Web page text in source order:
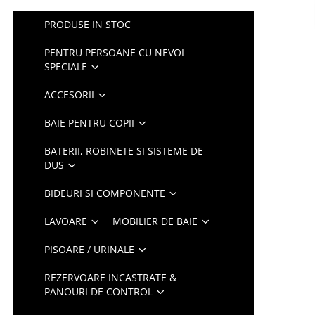
PRODUSE IN STOC
PENTRU PERSOANE CU NEVOI
SPECIALE
ACCESORII
BAIE PENTRU COPII
BATERII, ROBINETE SI SISTEME DE
DUS
BIDEURI SI COMPONENTE
LAVOARE MOBILIER DE BAIE
PISOARE / URINALE
REZERVOARE INCASTRATE &
PANOURI DE CONTROL